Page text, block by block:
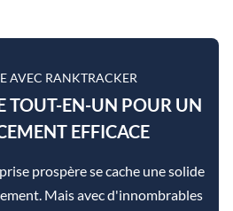
AVEC RANKTRACKER
TOUT-EN-UN POUR UN
EFFICACE
prospère se cache une solide
Mais avec d'innombrables